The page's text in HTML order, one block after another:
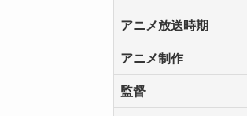
アニメ放送時期
アニメ制作
監督